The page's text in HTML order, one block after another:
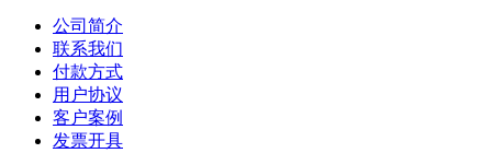
公司简介
联系我们
付款方式
用户协议
客户案例
发票开具